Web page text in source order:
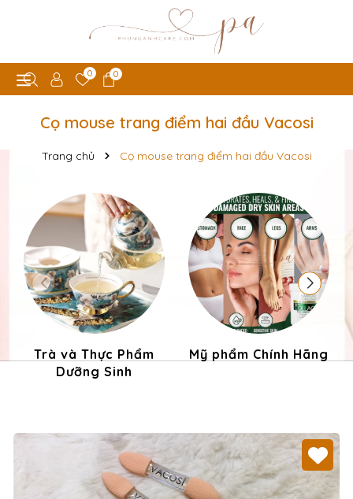
0 0
Cọ mouse trang điểm hai đầu Vacosi
Trang chủ Cọ mouse trang điểm hai đầu Vacosi
Trà và Thực Phẩm
Dưỡng Sinh
Mỹ phẩm Chính Hãng